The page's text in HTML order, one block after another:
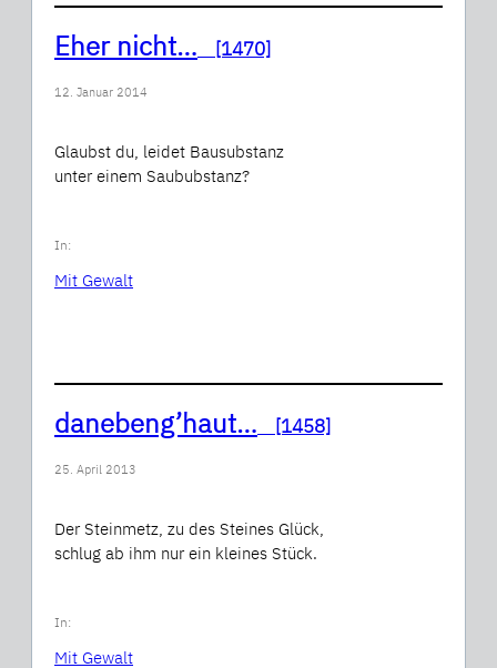
Eher nicht… [1470]
12. Januar 2014
Glaubst du, leidet Bausubstanz
unter einem Saububstanz?
In:
Mit Gewalt
danebeng’haut… [1458]
25. April 2013
Der Steinmetz, zu des Steines Glück,
schlug ab ihm nur ein kleines Stück.
In:
Mit Gewalt